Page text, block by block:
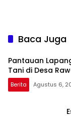
Baca Juga
Pantauan
Tani di Desa
Berita Agustus 6,